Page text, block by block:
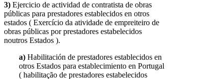
3) Ejercicio de actividad de contratista de obras
públicas para prestadores establecidos en otros
estados ( Exercício da atividade de empreiteiro de
obras públicas por prestadores estabelecidos
noutros Estados ).
a) Habilitación de prestadores establecidos en
otros Estados para establecimiento en Portugal
( habilitação de prestadores estabelecidos